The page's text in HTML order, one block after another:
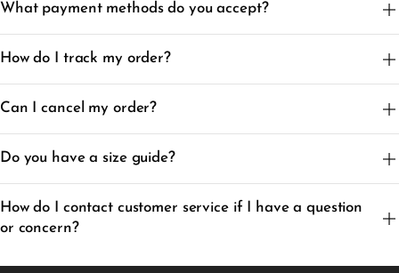
What payment methods do you accept?
How do I track my order?
Can I cancel my order?
Do you have a size guide?
How do I contact customer service if I have a question
or concern?